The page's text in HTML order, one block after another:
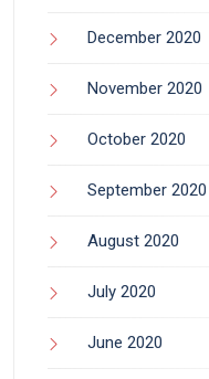
December 2020
November 2020
October 2020
September 2020
August 2020
July 2020
June 2020